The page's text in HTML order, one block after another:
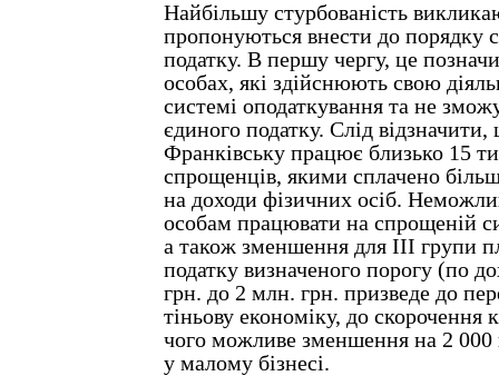
Найбільшу стурбованість
пропонуються внести до порядку
податку. В першу чергу, це
особах, які здійснюють свою
системі оподаткування та не
єдиного податку. Слід
Франківську працює близько 15
спрощенців, якими сплачено
на доходи фізичних осіб.
особам працювати на спрощеній
а також зменшення для ІІІ групи
податку визначеного порогу (по
грн. до 2 млн. грн. призведе до
тіньову економіку, до скорочення
чого можливе зменшення на 2 000
у малому бізнесі.